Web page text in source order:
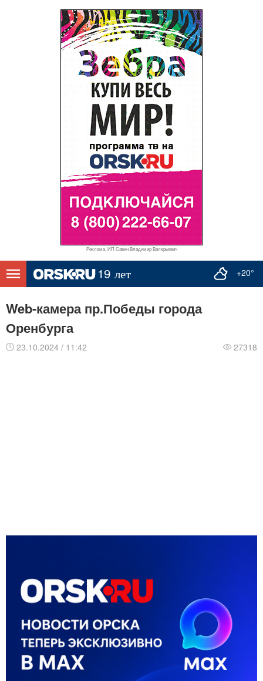
Реклама. ИП Савин Владимир Валерьевич
+20°
Web-камера пр.Победы города
Оренбурга
23.10.2024 / 11:42 27318